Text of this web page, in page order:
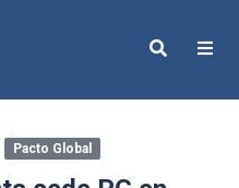
Search
Pacto Global